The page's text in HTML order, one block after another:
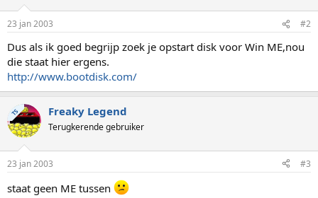
23 jan 2003 #2
Dus als ik goed begrijp zoek je opstart disk voor Win ME,nou
die staat hier ergens.
http://www.bootdisk.com/
TS Freaky Legend
Terugkerende gebruiker
23 jan 2003 #3
staat geen ME tussen